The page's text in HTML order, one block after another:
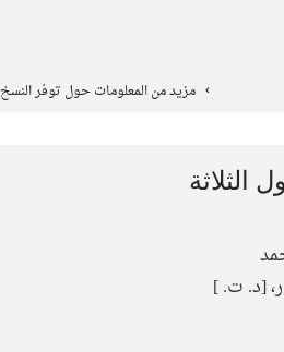
مزيد من المعلومات حول توفر النسخ
الثلاثة
[د. ت. ]